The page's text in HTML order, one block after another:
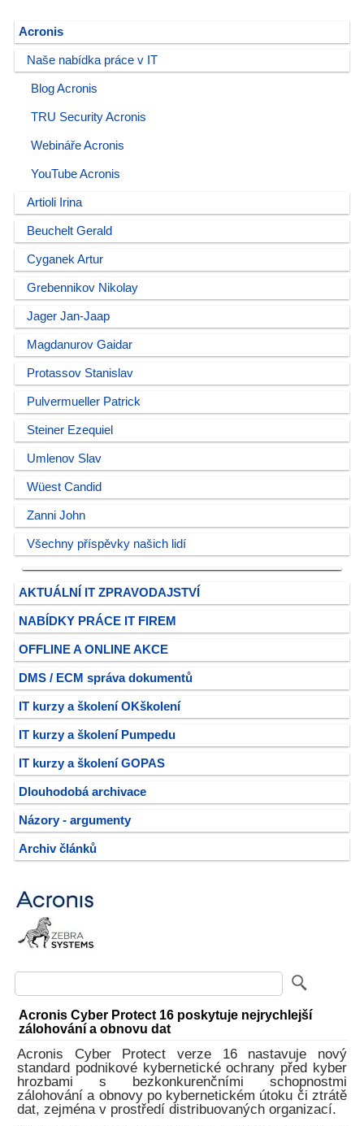
Acronis
Naše nabídka práce v IT
Blog Acronis
TRU Security Acronis
Webináře Acronis
YouTube Acronis
Artioli Irina
Beuchelt Gerald
Cyganek Artur
Grebennikov Nikolay
Jager Jan-Jaap
Magdanurov Gaidar
Protassov Stanislav
Pulvermueller Patrick
Steiner Ezequiel
Umlenov Slav
Wüest Candid
Zanni John
Všechny příspěvky našich lidí
AKTUÁLNÍ IT ZPRAVODAJSTVÍ
NABÍDKY PRÁCE IT FIREM
OFFLINE A ONLINE AKCE
DMS / ECM správa dokumentů
IT kurzy a školení OKškolení
IT kurzy a školení Pumpedu
IT kurzy a školení GOPAS
Dlouhodobá archivace
Názory - argumenty
Archiv článků
Acronis Cyber Protect 16 poskytuje nejrychlejší
zálohování a obnovu dat
Acronis Cyber Protect verze 16 nastavuje nový
standard podnikové kybernetické ochrany před kyber
hrozbami s bezkonkurenčními schopnostmi
zálohování a obnovy po kybernetickém útoku či ztrátě
dat, zejména v prostředí distribuovaných organizací.